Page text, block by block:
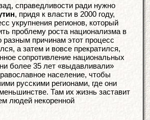
справедливости ради нужно
, придя к власти в 2000 году,
укрупнения регионов, который
проблему роста национализма в
разным причинам этот процесс
а затем и вовсе прекратился,
сопротивление национальных
более 35 лет «выдавливали»
население, чтобы
русскими регионами, где они
Там их жизнь заставит
людей некоренной